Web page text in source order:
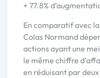
+ 77.8%
En comparatif avec
Colas Normand
actions ayant une
le même chiffre
en réduisant par